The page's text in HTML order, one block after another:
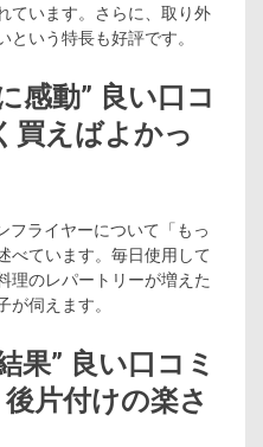
ています。さらに、取り外
という特長も好評です。
感動” 良い口コ
買えばよかっ
フライヤーについて「もっ
べています。毎日使用して
理のレパートリーが増えた
が伺えます。
果” 良い口コミ
片付けの楽さ